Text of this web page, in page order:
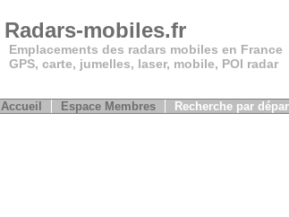
Radars-mobiles.fr
Emplacements des radars mobiles en France
GPS, carte, jumelles, laser, mobile, POI radar
Accueil Espace Membres Recherche par